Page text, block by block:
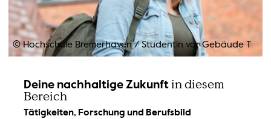
© Hochschule Bremerhaven/Studentin vor Gebäude T
Deine nachhaltige Zukunft in diesem
Bereich
Tätigkeiten, Forschung und Berufsbild